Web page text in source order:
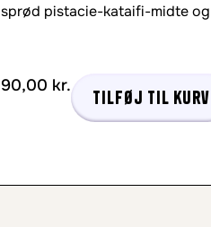
sprød pistacie-kataifi-midte
90,00 kr.
Tilføj til kurv